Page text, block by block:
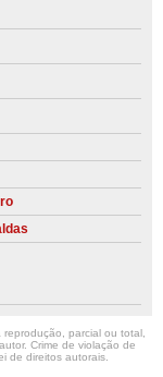
parcial ou total,
Crime de violação de
de direitos autorais.